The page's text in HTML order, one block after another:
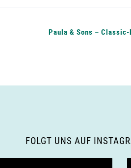
Paula & Sons –
FOLGT UNS AUF